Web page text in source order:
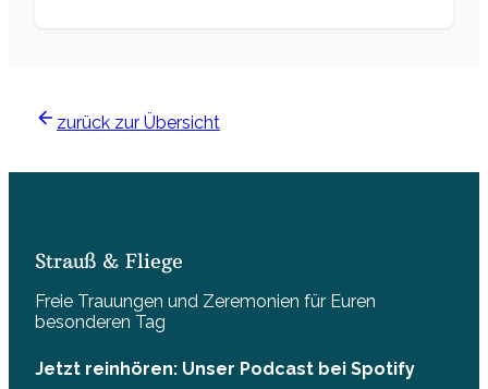
zurück zur Übersicht
Strauß & Fliege
Freie Trauungen und Zeremonien für Euren
besonderen Tag
Jetzt reinhören: Unser Podcast bei Spotify